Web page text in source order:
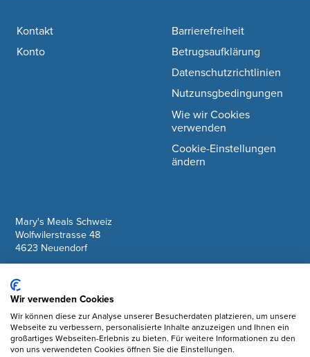
Footer navigation
Mary's Meals Schweiz
Wolfwilerstrasse 48
4623 Neuendorf
IBAN: CH61 0900 0000 6175 7127 6
Kontakt
Konto
Barrierefreiheit
Betrugsaufklärung
Datenschutzrichtlinien
Nutzunsgbedingungen
Wie wir Cookies
verwenden
Cookie-Einstellungen
ändern
Facebook
Instagram
Wir verwenden Cookies
Wir können diese zur Analyse unserer Besucherdaten platzieren, um unsere
Webseite zu verbessern, personalisierte Inhalte anzuzeigen und Ihnen ein
großartiges Webseiten-Erlebnis zu bieten. Für weitere Informationen zu den
von uns verwendeten Cookies öffnen Sie die Einstellungen.